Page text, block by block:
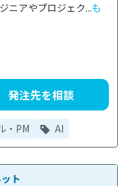
ニアやプロジェク...も
発注先を相談
・PM AI
ト